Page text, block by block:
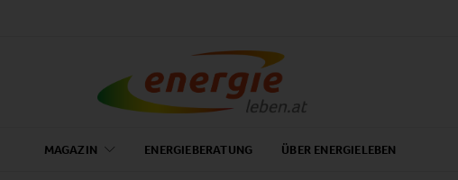
MAGAZIN ENERGIEBERATUNG ÜBER ENERGIELEBEN